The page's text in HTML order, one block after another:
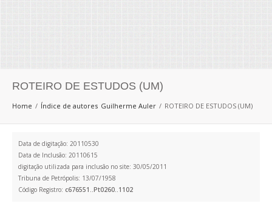
ROTEIRO DE ESTUDOS (UM)
Home Índice de autores Guilherme Auler ROTEIRO DE ESTUDOS (UM)
Data de digitação: 20110530
Data de Inclusão: 20110615
digitação utilizada para inclusão no site: 30/05/2011
Tribuna de Petrópolis: 13/07/1958
Código Registro: c676551..Pt0260..1102